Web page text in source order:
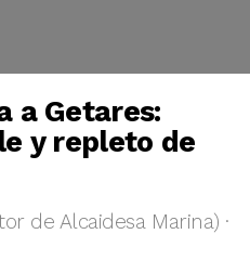
a Getares:
y repleto de
de Alcaidesa Marina) ·